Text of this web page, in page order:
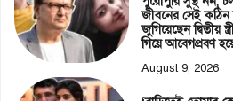
জীবনের সেই কঠিন
জুগিয়েছেন দ্বিতীয়
গিয়ে আবেগপ্রবণ
August 9, 2026